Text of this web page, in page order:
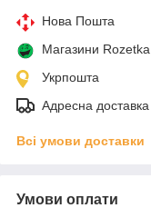
Нова Пошта
Магазини Rozetka
Укрпошта
Адресна доставка
Всі умови доставки
Умови оплати